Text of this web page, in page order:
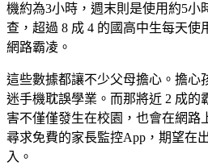
機約為3小時，週末則是使用約5小
查，超過 8 成 4 的國高中生每天使
網路霸凌。
這些數據都讓不少父母擔心。擔心
迷手機耽誤學業。而那將近 2 成的
害不僅僅發生在校園，也會在網路
尋求免費的家長監控App，期望在
入。